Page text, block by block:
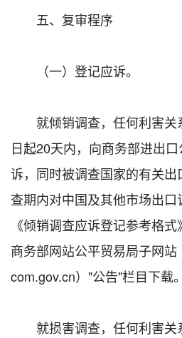
五、复审程序
（一）登记应诉。
就倾销调查，任何利害关
日起20天内，向商务部进出
诉，同时被调查国家的有关
查期内对中国及其他市场出口
《倾销调查应诉登记参考格
商务部网站公平贸易局子网
com.gov.cn）"公告"栏目下载。
就损害调查，任何利害关